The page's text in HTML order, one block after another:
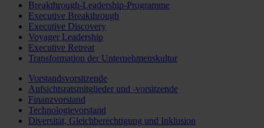
Breakthrough-Leadership-Programme
Executive Breakthrough
Executive Discovery
Voyager Leadership
Executive Retreat
Transformation der Unternehmenskultur
Vorstandsvorsitzende
Aufsichtsratsmitglieder und -vorsitzende
Finanzvorstand
Technologievorstand
Diversität, Gleichberechtigung und Inklusion